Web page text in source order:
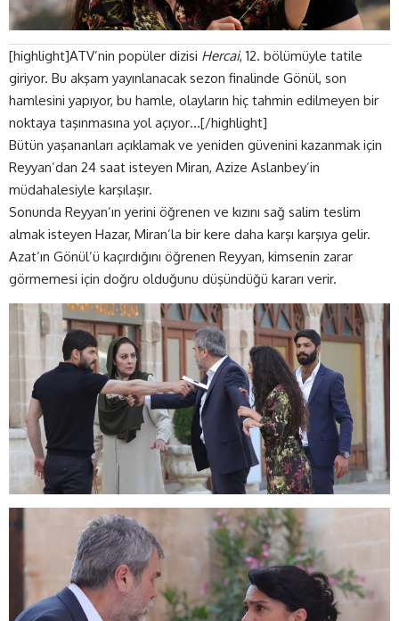
[highlight]ATV’nin popüler dizisi Hercai, 12. bölümüyle tatile
giriyor. Bu akşam yayınlanacak sezon finalinde Gönül, son
hamlesini yapıyor, bu hamle, olayların hiç tahmin edilmeyen bir
noktaya taşınmasına yol açıyor…[/highlight]
Bütün yaşananları açıklamak ve yeniden güvenini kazanmak için
Reyyan’dan 24 saat isteyen Miran, Azize Aslanbey’in
müdahalesiyle karşılaşır.
Sonunda Reyyan’ın yerini öğrenen ve kızını sağ salim teslim
almak isteyen Hazar, Miran’la bir kere daha karşı karşıya gelir.
Azat’ın Gönül’ü kaçırdığını öğrenen Reyyan, kimsenin zarar
görmemesi için doğru olduğunu düşündüğü kararı verir.